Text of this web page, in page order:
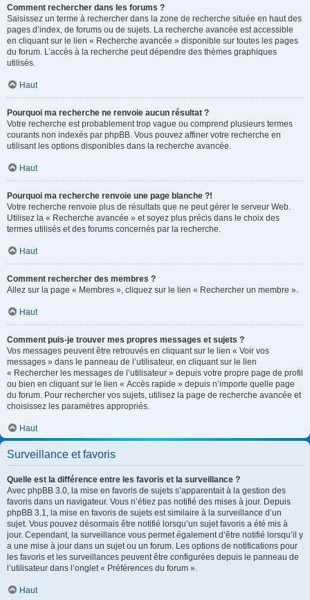
Comment rechercher dans les forums ?
Saisissez un terme à rechercher dans la zone de recherche située en haut des
pages d’index, de forums ou de sujets. La recherche avancée est accessible
en cliquant sur le lien « Recherche avancée » disponible sur toutes les pages
du forum. L’accès à la recherche peut dépendre des thèmes graphiques
utilisés.
Haut
Pourquoi ma recherche ne renvoie aucun résultat ?
Votre recherche est probablement trop vague ou comprend plusieurs termes
courants non indexés par phpBB. Vous pouvez affiner votre recherche en
utilisant les options disponibles dans la recherche avancée.
Haut
Pourquoi ma recherche renvoie une page blanche ?!
Votre recherche renvoie plus de résultats que ne peut gérer le serveur Web.
Utilisez la « Recherche avancée » et soyez plus précis dans le choix des
termes utilisés et des forums concernés par la recherche.
Haut
Comment rechercher des membres ?
Allez sur la page « Membres », cliquez sur le lien « Rechercher un membre ».
Haut
Comment puis-je trouver mes propres messages et sujets ?
Vos messages peuvent être retrouvés en cliquant sur le lien « Voir vos
messages » dans le panneau de l’utilisateur, en cliquant sur le lien
« Rechercher les messages de l’utilisateur » depuis votre propre page de profil
ou bien en cliquant sur le lien « Accès rapide » depuis n’importe quelle page
du forum. Pour rechercher vos sujets, utilisez la page de recherche avancée et
choisissez les paramètres appropriés.
Haut
Surveillance et favoris
Quelle est la différence entre les favoris et la surveillance ?
Avec phpBB 3.0, la mise en favoris de sujets s’apparentait à la gestion des
favoris dans un navigateur. Vous n’étiez pas notifié des mises à jour. Depuis
phpBB 3.1, la mise en favoris de sujets est similaire à la surveillance d’un
sujet. Vous pouvez désormais être notifié lorsqu’un sujet favoris a été mis à
jour. Cependant, la surveillance vous permet également d’être notifié lorsqu’il y
a une mise à jour dans un sujet ou un forum. Les options de notifications pour
les favoris et les surveillances peuvent être configurées depuis le panneau de
l’utilisateur dans l’onglet « Préférences du forum ».
Haut